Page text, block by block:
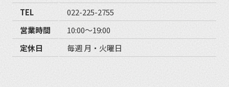
TEL
022-225-2755
営業時間
10:00〜19:00
定休日
毎週 月・火曜日